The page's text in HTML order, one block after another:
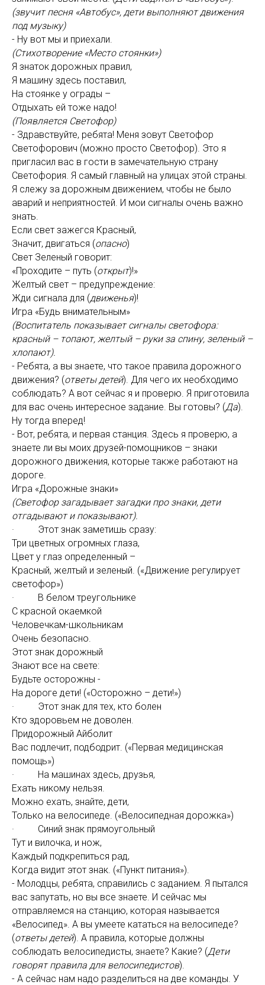
(звучит песня «Автобус», дети выполняют движения
под музыку)
- Ну вот мы и приехали.
(Стихотворение «Место стоянки»)
Я знаток дорожных правил,
Я машину здесь поставил,
На стоянке у ограды –
Отдыхать ей тоже надо!
(Появляется Светофор)
- Здравствуйте, ребята! Меня зовут Светофор
Светофорович (можно просто Светофор). Это я
пригласил вас в гости в замечательную страну
Светофория. Я самый главный на улицах этой страны.
Я слежу за дорожным движением, чтобы не было
аварий и неприятностей. И мои сигналы очень важно
знать.
Если свет зажегся Красный,
Значит, двигаться (опасно)
Свет Зеленый говорит:
«Проходите – путь (открыт)!»
Желтый свет – предупреждение:
Жди сигнала для (движенья)!
Игра «Будь внимательным»
(Воспитатель показывает сигналы светофора:
красный – топают, желтый – руки за спину, зеленый –
хлопают).
- Ребята, а вы знаете, что такое правила дорожного
движения? (ответы детей). Для чего их необходимо
соблюдать? А вот сейчас я и проверю. Я приготовила
для вас очень интересное задание. Вы готовы? (Да).
Ну тогда вперед!
- Вот, ребята, и первая станция. Здесь я проверю, а
знаете ли вы моих друзей-помощников – знаки
дорожного движения, которые также работают на
дороге.
Игра «Дорожные знаки»
(Светофор загадывает загадки про знаки, дети
отгадывают и показывают).
· Этот знак заметишь сразу:
Три цветных огромных глаза,
Цвет у глаз определенный –
Красный, желтый и зеленый. («Движение регулирует
светофор»)
· В белом треугольнике
С красной окаемкой
Человечкам-школьникам
Очень безопасно.
Этот знак дорожный
Знают все на свете:
Будьте осторожны -
На дороге дети! («Осторожно – дети!»)
· Этот знак для тех, кто болен
Кто здоровьем не доволен.
Придорожный Айболит
Вас подлечит, подбодрит. («Первая медицинская
помощь»)
· На машинах здесь, друзья,
Ехать никому нельзя.
Можно ехать, знайте, дети,
Только на велосипеде. («Велосипедная дорожка»)
· Синий знак прямоугольный
Тут и вилочка, и нож,
Каждый подкрепиться рад,
Когда видит этот знак. («Пункт питания»).
- Молодцы, ребята, справились с заданием. Я пытался
вас запутать, но вы все знаете. И сейчас мы
отправляемся на станцию, которая называется
«Велосипед». А вы умеете кататься на велосипеде?
(ответы детей). А правила, которые должны
соблюдать велосипедисты, знаете? Какие? (Дети
говорят правила для велосипедистов).
- А сейчас нам надо разделиться на две команды. У